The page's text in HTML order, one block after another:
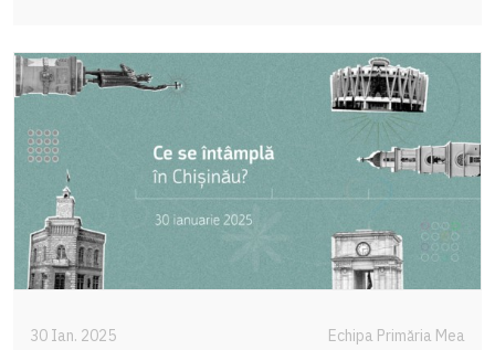
30 Ian. 2025 Echipa Primăria Mea